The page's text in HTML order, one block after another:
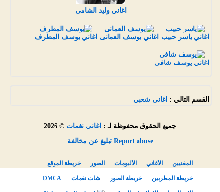
اغاني وليد الشامى
اغاني ياسر حبيب اغاني يوسف العمانى اغاني يوسف المطرف
اغاني يوسف شافى
القسم التالي : اغانى شعبي
جميع الحقوق محفوظة لـ : اغاني نغمات © 2026
Report abuse تبليغ عن مخالفة
المغنيين الأغاني الألبومات الصور خريطة الموقع
خريطة المطربين خريطة الصور شات نغمات DMCA